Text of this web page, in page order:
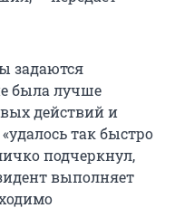
задаются
была лучше
действий и
так быстро
подчеркнул,
выполняет